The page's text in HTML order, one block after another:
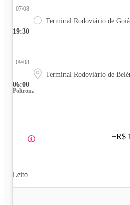
19:30
07/08
Terminal Rodoviário de
06:00
09/08
Terminal Rodoviário de
Poltrona
Leito
+R$